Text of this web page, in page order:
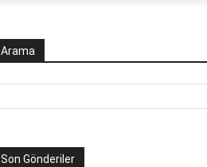
Arama
Son Gönderiler